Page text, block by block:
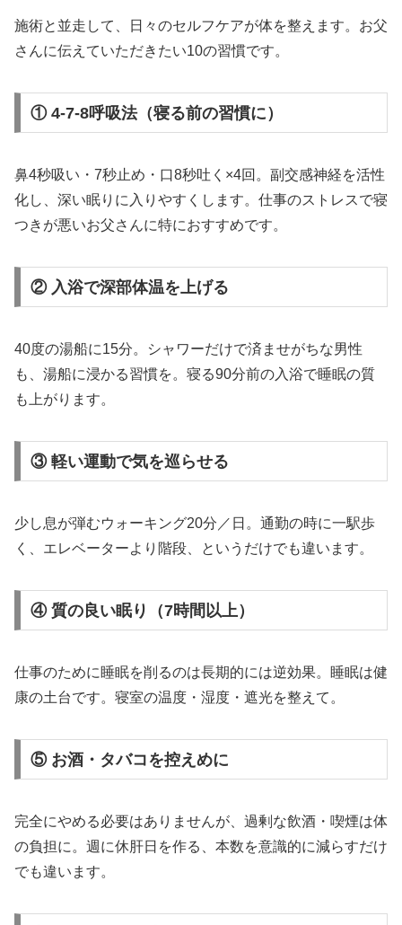
施術と並走して、日々のセルフケアが体を整えます。お父
さんに伝えていただきたい10の習慣です。
① 4-7-8呼吸法（寝る前の習慣に）
鼻4秒吸い・7秒止め・口8秒吐く×4回。副交感神経を活性
化し、深い眠りに入りやすくします。仕事のストレスで寝
つきが悪いお父さんに特におすすめです。
② 入浴で深部体温を上げる
40度の湯船に15分。シャワーだけで済ませがちな男性
も、湯船に浸かる習慣を。寝る90分前の入浴で睡眠の質
も上がります。
③ 軽い運動で気を巡らせる
少し息が弾むウォーキング20分／日。通勤の時に一駅歩
く、エレベーターより階段、というだけでも違います。
④ 質の良い眠り（7時間以上）
仕事のために睡眠を削るのは長期的には逆効果。睡眠は健
康の土台です。寝室の温度・湿度・遮光を整えて。
⑤ お酒・タバコを控えめに
完全にやめる必要はありませんが、過剰な飲酒・喫煙は体
の負担に。週に休肝日を作る、本数を意識的に減らすだけ
でも違います。